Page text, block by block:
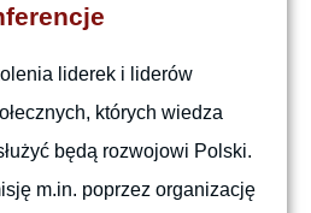
liderek i liderów
których wiedza
będą rozwojowi Polski.
m.in. poprzez organizację